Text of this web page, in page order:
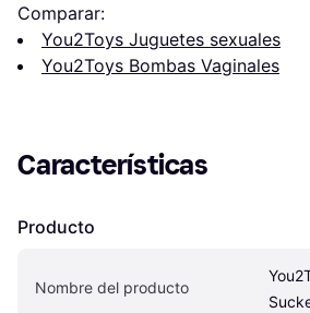
Comparar:
You2Toys Juguetes sexuales
You2Toys Bombas Vaginales
Características
Producto
Nombre del producto